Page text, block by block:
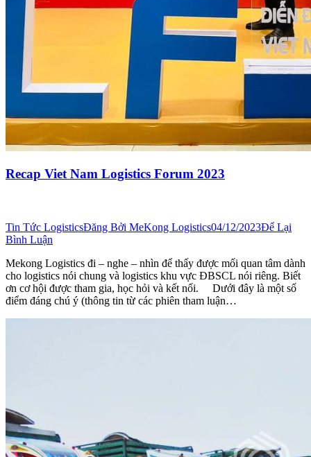
Recap Viet Nam Logistics Forum 2023
Tin Tức LogisticsĐăng Bởi MeKong Logistics04/12/2023Để Lại
Bình Luận
Mekong Logistics đi – nghe – nhìn để thấy được mối quan tâm dành
cho logistics nói chung và logistics khu vực ĐBSCL nói riêng. Biết
ơn cơ hội được tham gia, học hỏi và kết nối. Dưới đây là một số
điểm đáng chú ý (thông tin từ các phiên tham luận…